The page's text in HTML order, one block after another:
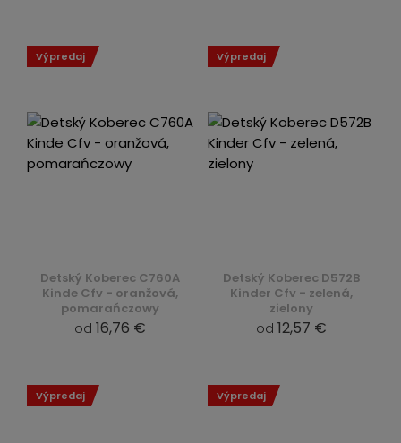
Detský Koberec C760A
Kinde Cfv - oranžová,
pomarańczowy
od 16,76 €
Výpredaj
Detský Koberec D572B
Kinder Cfv - zelená,
zielony
od 12,57 €
Výpredaj
Výpredaj Výpredaj